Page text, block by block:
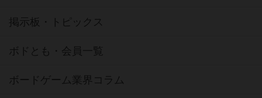
掲示板・トピックス
ボドとも・会員一覧
ボードゲーム業界コラム